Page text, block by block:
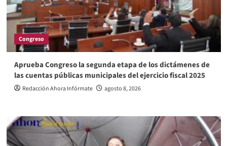
Congreso
Aprueba Congreso la segunda etapa de los dictámenes de
las cuentas públicas municipales del ejercicio fiscal 2025
Redacción Ahora Infórmate agosto 8, 2026